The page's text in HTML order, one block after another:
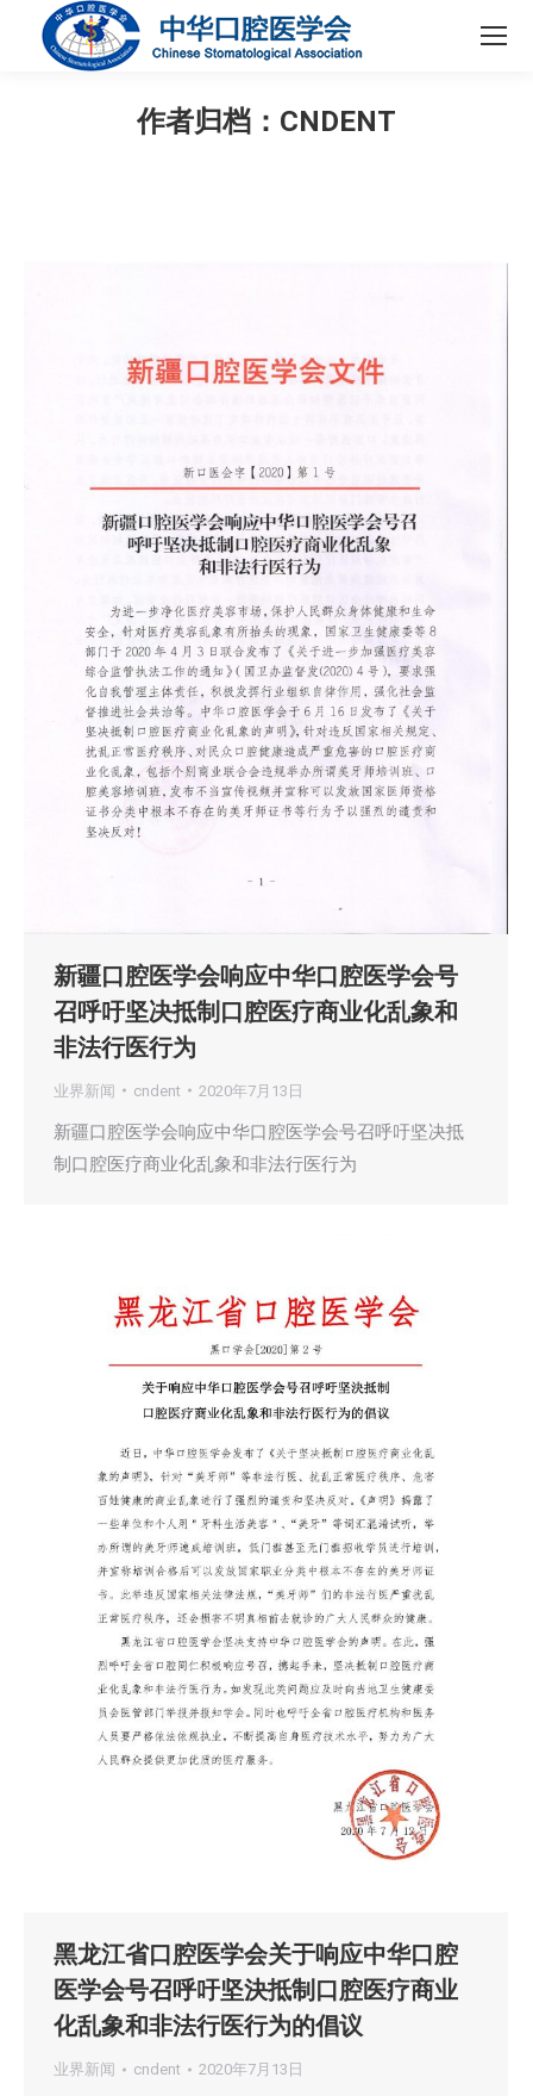
作者归档： CNDENT
新疆口腔医学会响应中华口腔医学会号
召呼吁坚决抵制口腔医疗商业化乱象和
非法行医行为
业界新闻 cndent 2020年7月13日
新疆口腔医学会响应中华口腔医学会号召呼吁坚决抵
制口腔医疗商业化乱象和非法行医行为
黑龙江省口腔医学会关于响应中华口腔
医学会号召呼吁坚決抵制口腔医疗商业
化乱象和非法行医行为的倡议
业界新闻 cndent 2020年7月13日